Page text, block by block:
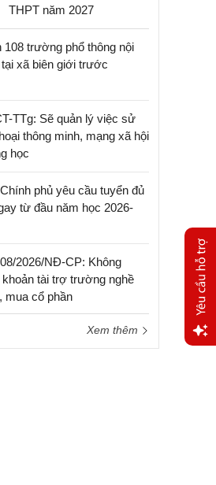
THPT năm 2027
108 trường phổ thông nội
xã biên giới trước
TTg: Sẽ quản lý việc sử
thông minh, mạng xã hội
học
phủ yêu cầu tuyển đủ
từ đầu năm học 2026-
2026/NĐ-CP: Không
tài trợ trường nghề
mua cổ phần
Xem thêm